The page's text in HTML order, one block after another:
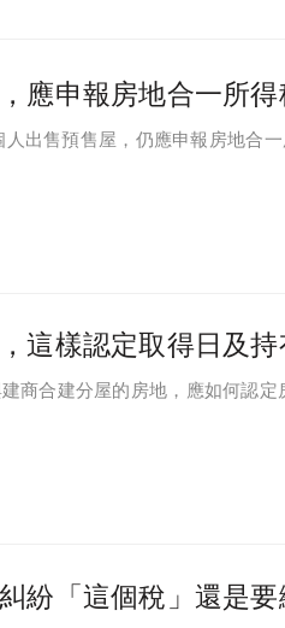
應申報房地合一所得
人出售預售屋，仍應申報房地合
這樣認定取得日及
商合建分屋的房地，應如何認
紛「這個稅」還是要